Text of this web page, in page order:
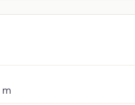
m